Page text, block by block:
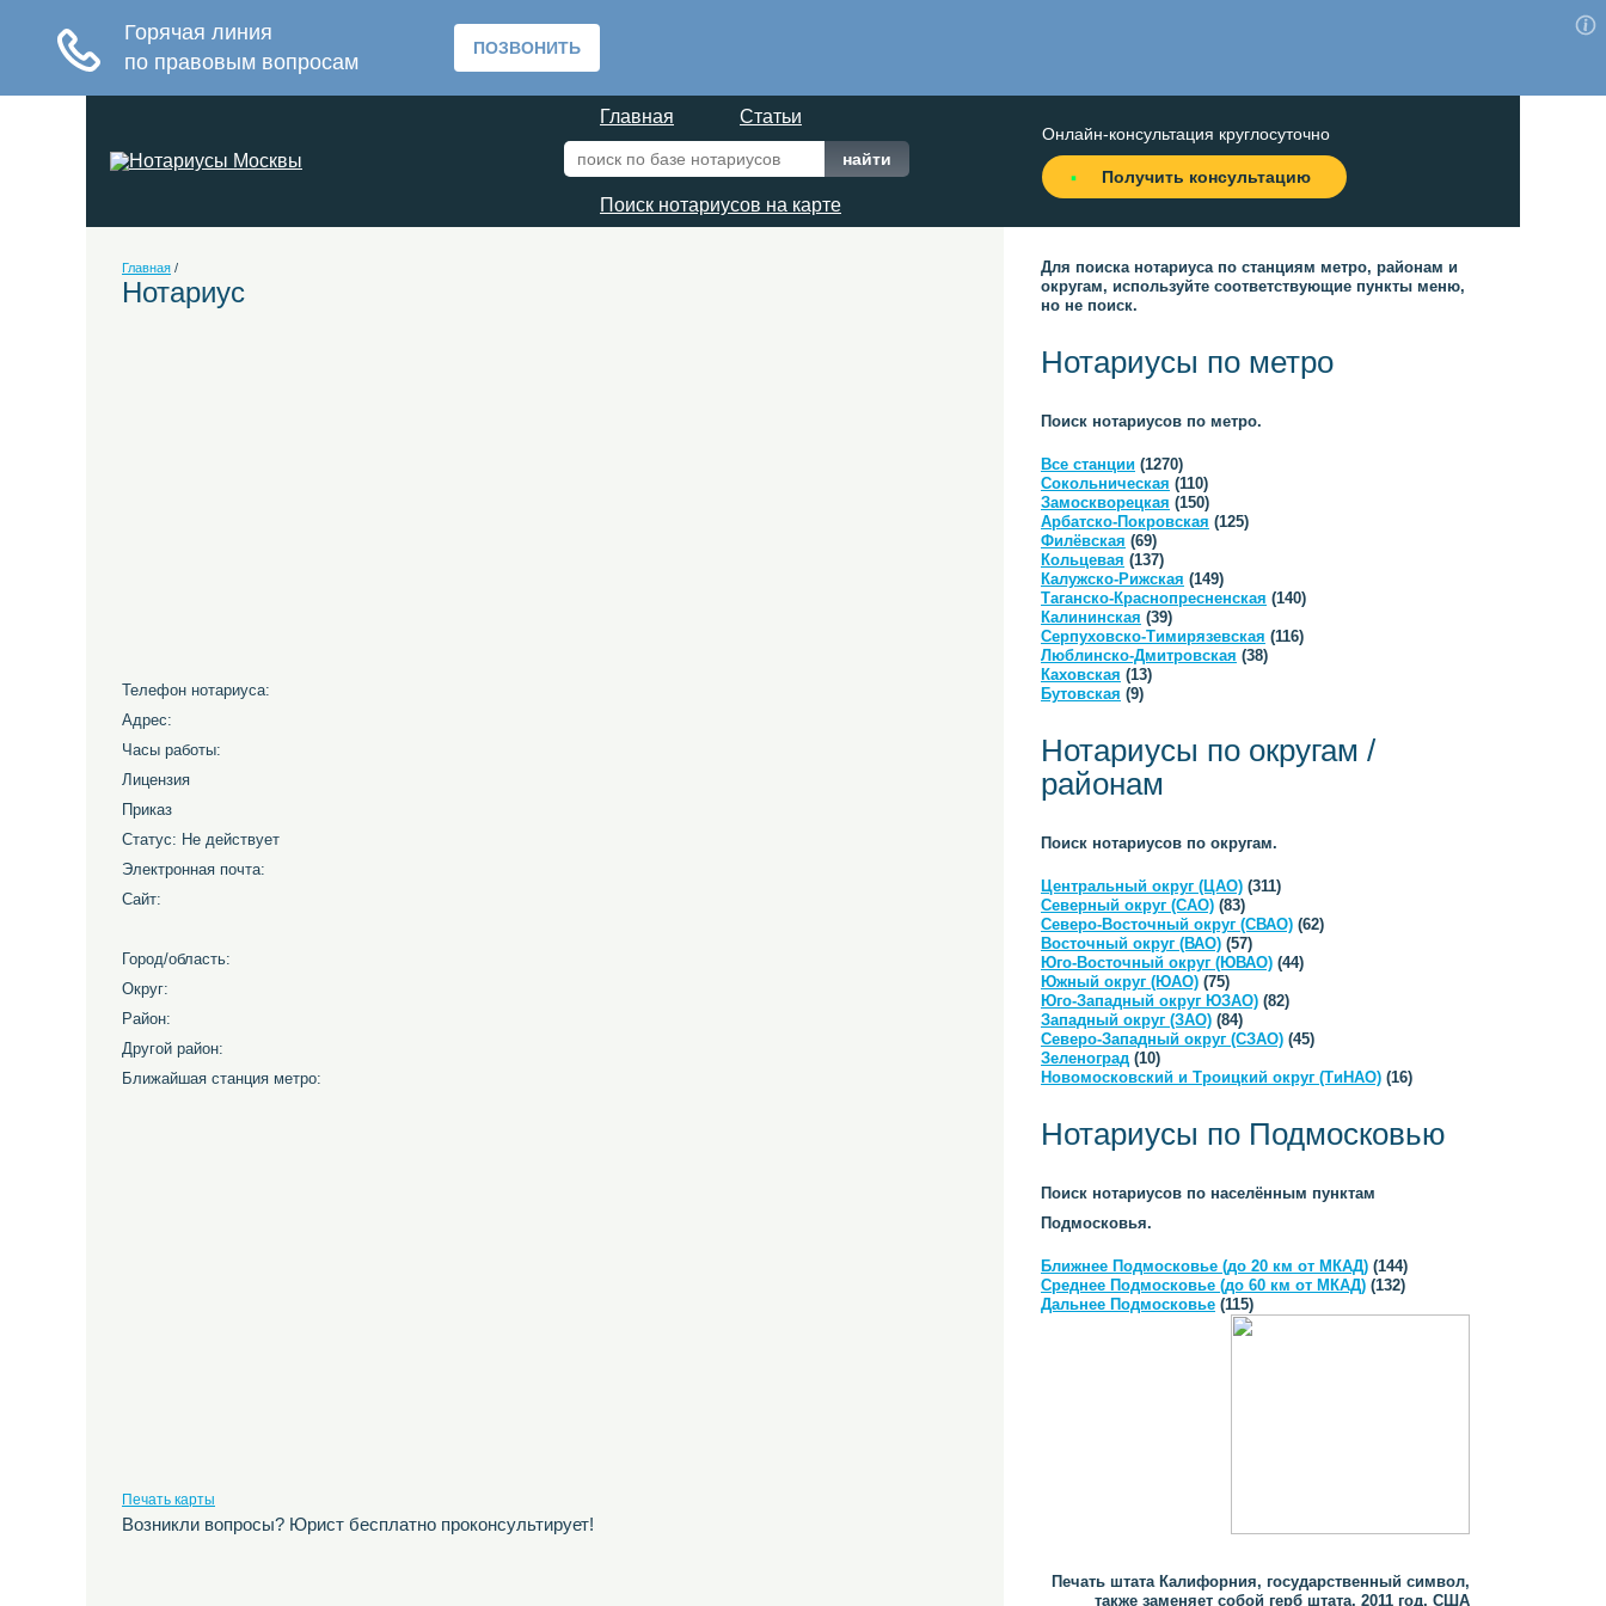
Главная Статьи
Поиск нотариусов на карте
Онлайн-консультация круглосуточно
Получить консультацию
Главная /
Нотариус
Телефон нотариуса:
Адрес:
Часы работы:
Лицензия
Приказ
Статус: Не действует
Электронная почта:
Сайт:
Город/область:
Округ:
Район:
Другой район:
Ближайшая станция метро:
Печать карты
Возникли вопросы? Юрист бесплатно проконсультирует!
Для поиска нотариуса по станциям метро, районам и
округам, используйте соответствующие пункты меню,
но не поиск.
Нотариусы по метро
Поиск нотариусов по метро.
Все станции (1270)
Сокольническая (110)
Замоскворецкая (150)
Арбатско-Покровская (125)
Филёвская (69)
Кольцевая (137)
Калужско-Рижская (149)
Таганско-Краснопресненская (140)
Калининская (39)
Серпуховско-Тимирязевская (116)
Люблинско-Дмитровская (38)
Каховская (13)
Бутовская (9)
Нотариусы по округам /
районам
Поиск нотариусов по округам.
Центральный округ (ЦАО) (311)
Северный округ (САО) (83)
Северо-Восточный округ (СВАО) (62)
Восточный округ (ВАО) (57)
Юго-Восточный округ (ЮВАО) (44)
Южный округ (ЮАО) (75)
Юго-Западный округ ЮЗАО) (82)
Западный округ (ЗАО) (84)
Северо-Западный округ (СЗАО) (45)
Зеленоград (10)
Новомосковский и Троицкий округ (ТиНАО) (16)
Нотариусы по Подмосковью
Поиск нотариусов по населённым пунктам
Подмосковья.
Ближнее Подмосковье (до 20 км от МКАД) (144)
Среднее Подмосковье (до 60 км от МКАД) (132)
Дальнее Подмосковье (115)
Печать штата Калифорния, государственный символ,
также заменяет собой герб штата, 2011 год, США